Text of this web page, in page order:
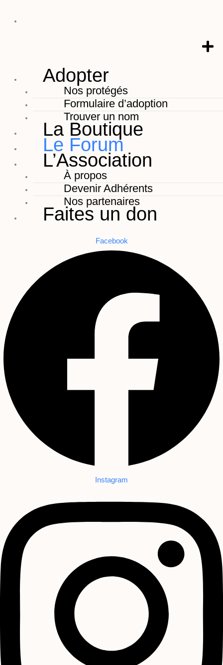
Adopter
Nos protégés
Formulaire d’adoption
Trouver un nom
La Boutique
Le Forum
L’Association
À propos
Devenir Adhérents
Nos partenaires
Faites un don
Facebook
Instagram